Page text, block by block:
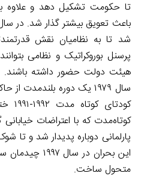
شد تا به نظامیان نقش
پرسنل بوروکراتیک و نظامی
هیئت دولت حضور داشته باشند.
سال ۱۹۷۹ یک دوره بلندمدت
کوتاه‌مدت که با اعتراضات
این بحران در
متحول ساخت.